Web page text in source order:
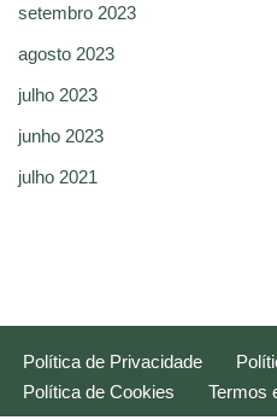
setembro 2023
agosto 2023
julho 2023
junho 2023
julho 2021
Política de Privacidade
Política de Cookies
Termos